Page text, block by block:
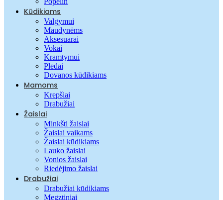
Kūdikiams
Valgymui
Maudynėms
Aksesuarai
Vokai
Kramtymui
Pledai
Dovanos kūdikiams
Mamoms
Krepšiai
Drabužiai
Žaislai
Minkšti žaislai
Žaislai vaikams
Žaislai kūdikiams
Lauko žaislai
Vonios žaislai
Riedėjimo žaislai
Drabužiai
Drabužiai kūdikiams
Megztiniai